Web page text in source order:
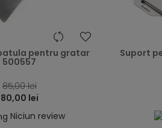
heart
pentru gratar
500557
85,00 lei
80,00 lei
Niciun review
Suport